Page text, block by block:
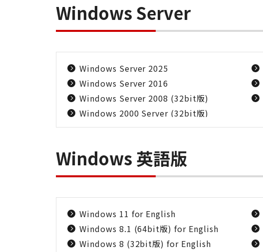
Windows Server
Windows Server 2025
Windows Server 2016
Windows Server 2008 (32bit版)
Windows 2000 Server (32bit版)
Windows 英語版
Windows 11 for English
Windows 8.1 (64bit版) for English
Windows 8 (32bit版) for English